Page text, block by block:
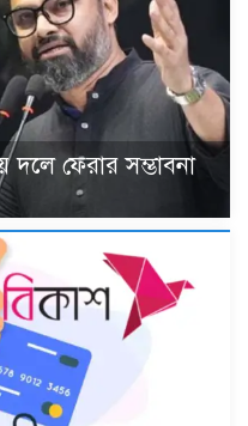
দলে ফেরার সম্ভাবনা